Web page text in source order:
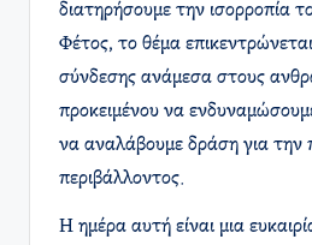
διατηρήσουμε την ισορροπία
Φέτος, το θέμα
σύνδεσης ανάμεσα στους
προκειμένου να
να αναλάβουμε δράση για την
περιβάλλοντος.
Η ημέρα αυτή είναι μια